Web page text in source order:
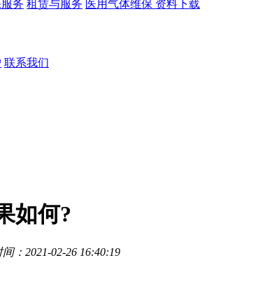
务 租赁与服务 医用气体维保 资料下载
联系我们
如何?
：2021-02-26 16:40:19